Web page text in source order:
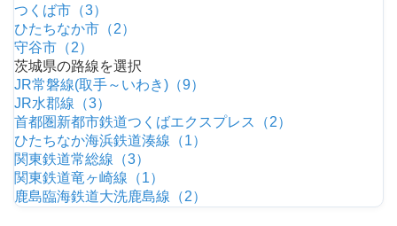
つくば市（3）
ひたちなか市（2）
守谷市（2）
茨城県の路線を選択
JR常磐線(取手～いわき)（9）
JR水郡線（3）
首都圏新都市鉄道つくばエクスプレス（2）
ひたちなか海浜鉄道湊線（1）
関東鉄道常総線（3）
関東鉄道竜ヶ崎線（1）
鹿島臨海鉄道大洗鹿島線（2）